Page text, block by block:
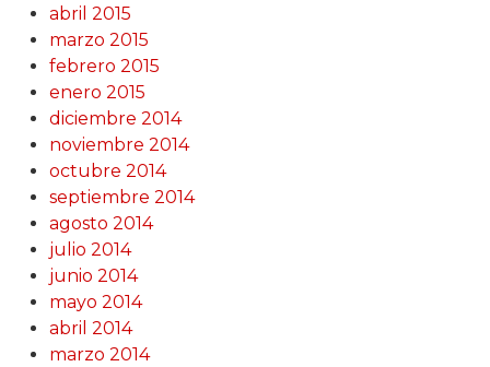
abril 2015
marzo 2015
febrero 2015
enero 2015
diciembre 2014
noviembre 2014
octubre 2014
septiembre 2014
agosto 2014
julio 2014
junio 2014
mayo 2014
abril 2014
marzo 2014